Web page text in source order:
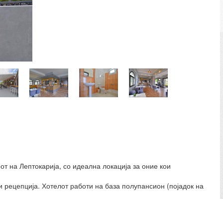
на Лептокарија, со идеална локација за оние кои
Хотелот работи на база полупансион (појадок на